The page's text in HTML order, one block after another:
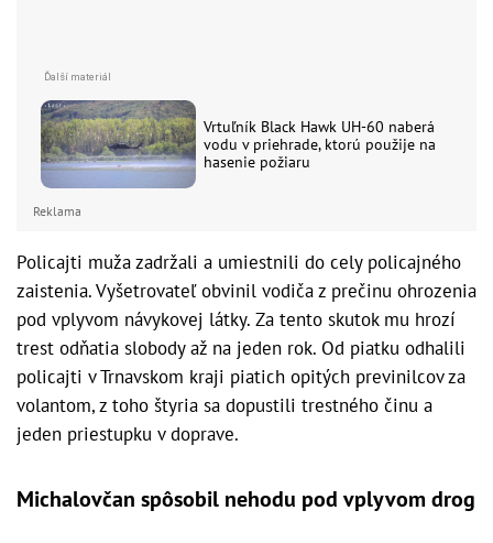
Vrtuľník Black Hawk UH-60 naberá
vodu v priehrade, ktorú použije na
hasenie požiaru
Reklama
Policajti muža zadržali a umiestnili do cely policajného
zaistenia. Vyšetrovateľ obvinil vodiča z prečinu ohrozenia
pod vplyvom návykovej látky. Za tento skutok mu hrozí
trest odňatia slobody až na jeden rok. Od piatku odhalili
policajti v Trnavskom kraji piatich opitých previnilcov za
volantom, z toho štyria sa dopustili trestného činu a
jeden priestupku v doprave.
Michalovčan spôsobil nehodu pod vplyvom drog